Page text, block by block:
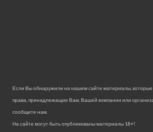
Если Вы обнаружили на нашем сайте материалы,
права, принадлежащие Вам, Вашей компании или
сообщите нам.
На сайте могут быть опубликованы материалы 18+!